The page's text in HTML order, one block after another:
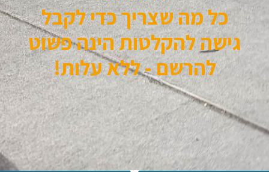
כל מה שצריך כדי לקבל
גישה להקלטות הינה פשוט
להרשם - ללא עלות!